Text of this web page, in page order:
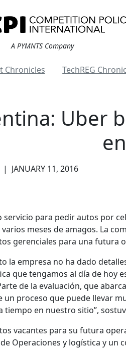
A PYMNTS Company
Chronicles TechREG
Uber
| JANUARY 11, 2016
servicio para pedir autos por
meses de amagos. La
gerenciales para una futura
la empresa no ha dado
que tengamos al día de hoy
de la evaluación, que
un proceso que puede llevar
tiempo en nuestro sitio”,
vacantes para su futura
Operaciones y logística y un